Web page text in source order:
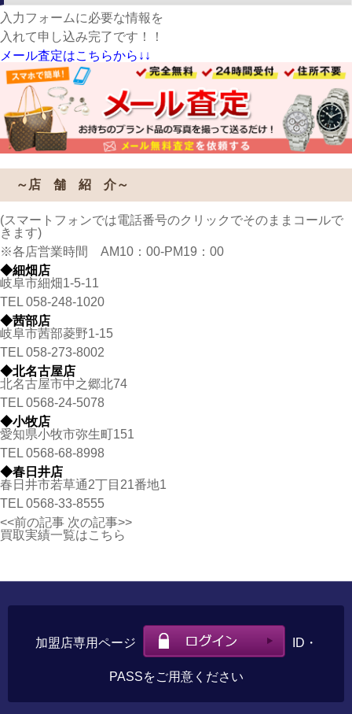
入力フォームに必要な情報を
入れて申し込み完了です！！
メール査定はこちらから↓↓
～店 舗 紹 介～
(スマートフォンでは電話番号のクリックでそのままコールで
きます)
※各店営業時間 AM10：00-PM19：00
◆細畑店
岐阜市細畑1-5-11
TEL 058-248-1020
◆茜部店
岐阜市茜部菱野1-15
TEL 058-273-8002
◆北名古屋店
北名古屋市中之郷北74
TEL 0568-24-5078
◆小牧店
愛知県小牧市弥生町151
TEL 0568-68-8998
◆春日井店
春日井市若草通2丁目21番地1
TEL 0568-33-8555
<<前の記事 次の記事>>
買取実績一覧はこちら
加盟店専用ページ ID・
PASSをご用意ください